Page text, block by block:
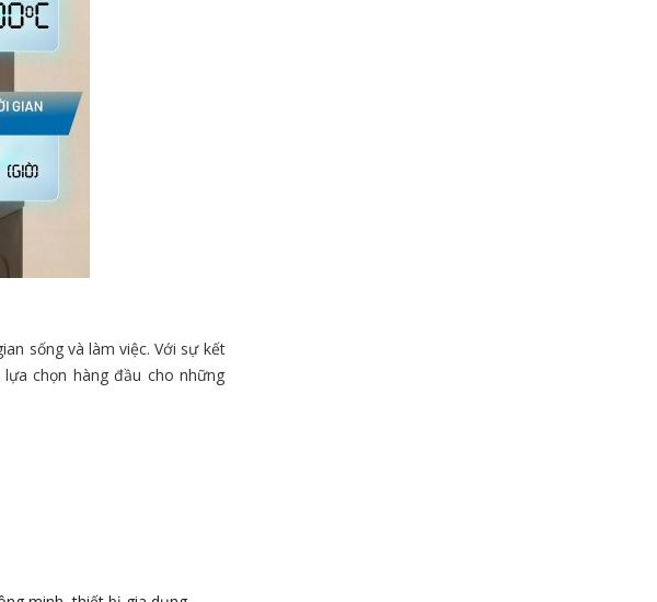
sống và làm việc. Với sự kết
chọn hàng đầu cho những